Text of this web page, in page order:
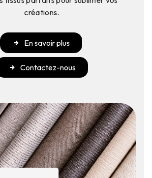
créations.
En savoir plus
Contactez-nous